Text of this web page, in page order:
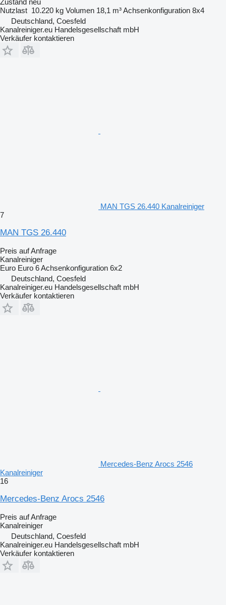
Zustand neu
Nutzlast 10.220 kg Volumen 18,1 m³Achsenkonfiguration 8x4
Deutschland, Coesfeld
Kanalreiniger.eu Handelsgesellschaft mbH
Verkäufer kontaktieren
MAN TGS 26.440 Kanalreiniger
7
MAN TGS 26.440
Preis auf Anfrage
Kanalreiniger
Euro Euro 6Achsenkonfiguration 6x2
Deutschland, Coesfeld
Kanalreiniger.eu Handelsgesellschaft mbH
Verkäufer kontaktieren
Mercedes-Benz Arocs 2546
Kanalreiniger
16
Mercedes-Benz Arocs 2546
Preis auf Anfrage
Kanalreiniger
Deutschland, Coesfeld
Kanalreiniger.eu Handelsgesellschaft mbH
Verkäufer kontaktieren